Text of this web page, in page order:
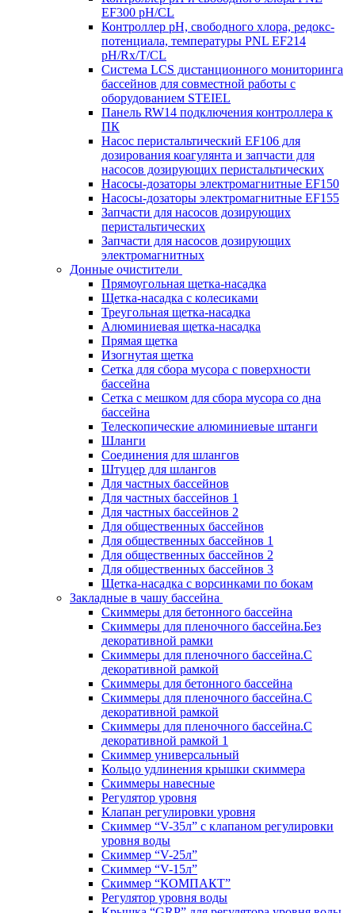
EF300 pH/CL
Контроллер рН, свободного хлора, редокс-
потенциала, температуры PNL EF214
pH/Rx/T/CL
Система LCS дистанционного мониторинга
бассейнов для совместной работы с
оборудованием STEIEL
Панель RW14 подключения контроллера к
ПК
Насос перистальтический EF106 для
дозирования коагулянта и запчасти для
насосов дозирующих перистальтических
Насосы-дозаторы электромагнитные EF150
Насосы-дозаторы электромагнитные EF155
Запчасти для насосов дозирующих
перистальтических
Запчасти для насосов дозирующих
электромагнитных
Донные очистители
Прямоугольная щетка-насадка
Щетка-насадка с колесиками
Треугольная щетка-насадка
Алюминиевая щетка-насадка
Прямая щетка
Изогнутая щетка
Сетка для сбора мусора с поверхности
бассейна
Сетка с мешком для сбора мусора со дна
бассейна
Телескопические алюминиевые штанги
Шланги
Соединения для шлангов
Штуцер для шлангов
Для частных бассейнов
Для частных бассейнов 1
Для частных бассейнов 2
Для общественных бассейнов
Для общественных бассейнов 1
Для общественных бассейнов 2
Для общественных бассейнов 3
Щетка-насадка с ворсинками по бокам
Закладные в чашу бассейна
Скиммеры для бетонного бассейна
Скиммеры для пленочного бассейна.Без
декоративной рамки
Скиммеры для пленочного бассейна.С
декоративной рамкой
Скиммеры для бетонного бассейна
Скиммеры для пленочного бассейна.С
декоративной рамкой
Скиммеры для пленочного бассейна.С
декоративной рамкой 1
Скиммер универсальный
Кольцо удлинения крышки скиммера
Скиммеры навесные
Регулятор уровня
Клапан регулировки уровня
Скиммер “V-35л” с клапаном регулировки
уровня воды
Скиммер “V-25л”
Скиммер “V-15л”
Скиммер “КОМПАКТ”
Регулятор уровня воды